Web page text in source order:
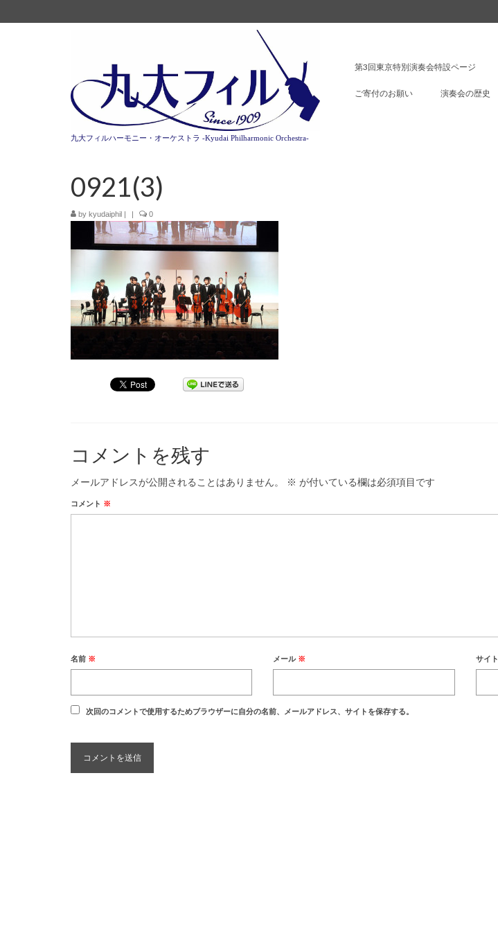
九大フィルハーモニー・オーケストラ -Kyudai Philharmonic Orchestra-
第3回東京特別演奏会特設ページ
ご寄付のお願い 演奏会の歴史
0921(3)
by kyudaiphil | | 0
コメントを残す
メールアドレスが公開されることはありません。 ※ が付いている欄は必須項目です
コメント ※
名前 ※ メール ※ サイト
次回のコメントで使用するためブラウザーに自分の名前、メールアドレス、サイトを保存する。